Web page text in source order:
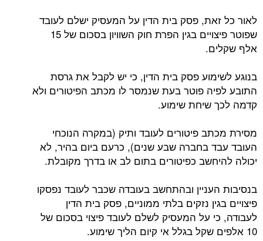
לאור כל זאת, פסק בית הדין על המעסיק ישלם לעובד
שפוטר פיצויים בגין הפרת חוק השוויון בסכום של 15
אלף שקלים.
בנוגע לשימוע פסק בית הדין, כי יש לקבל את גרסת
התובע לפיה פוטר בעת שנמסר לו מכתב הפיטורים ולא
קדמה לכך שיחת שימוע.
מסירת מכתב פיטורים לעובד ותיק (במקרה הנוכחי
העובד עבד בחברה שבע שנים), כרעם ביום בהיר, לא
יכולה להיחשב כפיטורים בתום לב או בדרך מקובלת.
בנסיבות העניין ובהתחשב בעובדה שכבר לעובד נפסקו
פיצויים בגין נזקים בלתי ממוניים, פסק בית הדין
לעבודה, כי על המעסיק לשלם לעובד פיצוי בסכום של
10 אלפים שקל בגלל אי קיום הליך שימוע.